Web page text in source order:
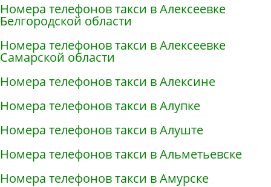
Номера телефонов такси в Алексеевке
Белгородской области
Номера телефонов такси в Алексеевке
Самарской области
Номера телефонов такси в Алексине
Номера телефонов такси в Алупке
Номера телефонов такси в Алуште
Номера телефонов такси в Альметьевске
Номера телефонов такси в Амурске